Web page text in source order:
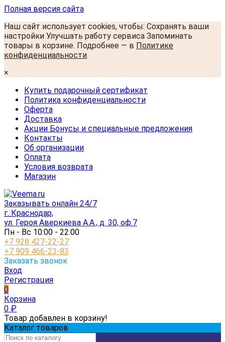
Полная версия сайта
Наш сайт использует cookies, чтобы: Сохранять ваши
настройки Улучшать работу сервиса Запоминать
товары в корзине. Подробнее — в Политике
конфиденциальности.
×
Купить подарочный сертификат
Политика конфиденциальности
Оферта
Доставка
Акции Бонусы и специальные предложения
Контакты
Об организации
Оплата
Условия возврата
Магазин
Заказывать онлайн 24/7
г. Краснодар,
ул. Героя Аверкиева А.А., д. 30, оф.7
Пн - Вс 10:00 - 22:00
+7 928 427-22-27
+7 909 466-23-83
Заказать звонок
Вход
Регистрация
0
Корзина
0 ₽
Товар добавлен в корзину!
Каталог товаров